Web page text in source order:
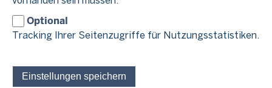
Optional
Tracking Ihrer Seitenzugriffe für Nutzungsstatistiken.
Einstellungen speichern
Ermittlung der Steuer für den Geldbetrag von 500.000
Euro:
Geldbetrag
500.000